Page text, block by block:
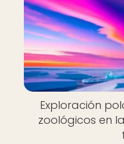
Exploración
zoológicos en